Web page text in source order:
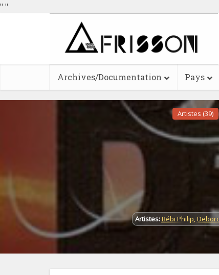
" "
Archives/Documentation Pays
Artistes (39)
Artistes:Bébi Philip,